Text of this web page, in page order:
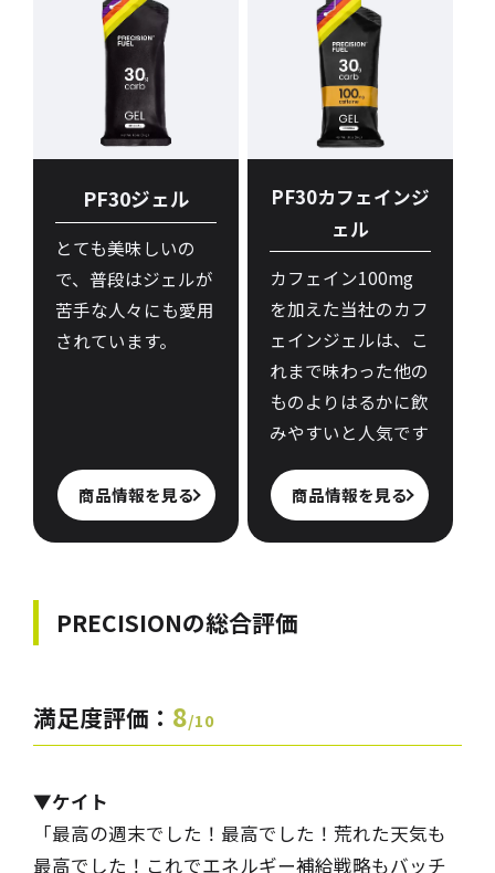
PF30ジェル
とても美味しいの
で、普段はジェルが
苦手な人々にも愛用
されています。
商品情報を見る
PF30カフェインジ
ェル
カフェイン100mg
を加えた当社のカフ
ェインジェルは、こ
れまで味わった他の
ものよりはるかに飲
みやすいと人気です
商品情報を見る
PRECISIONの総合評価
満足度評価： 8/10
▼ケイト
「最高の週末でした！最高でした！荒れた天気も
最高でした！これでエネルギー補給戦略もバッチ